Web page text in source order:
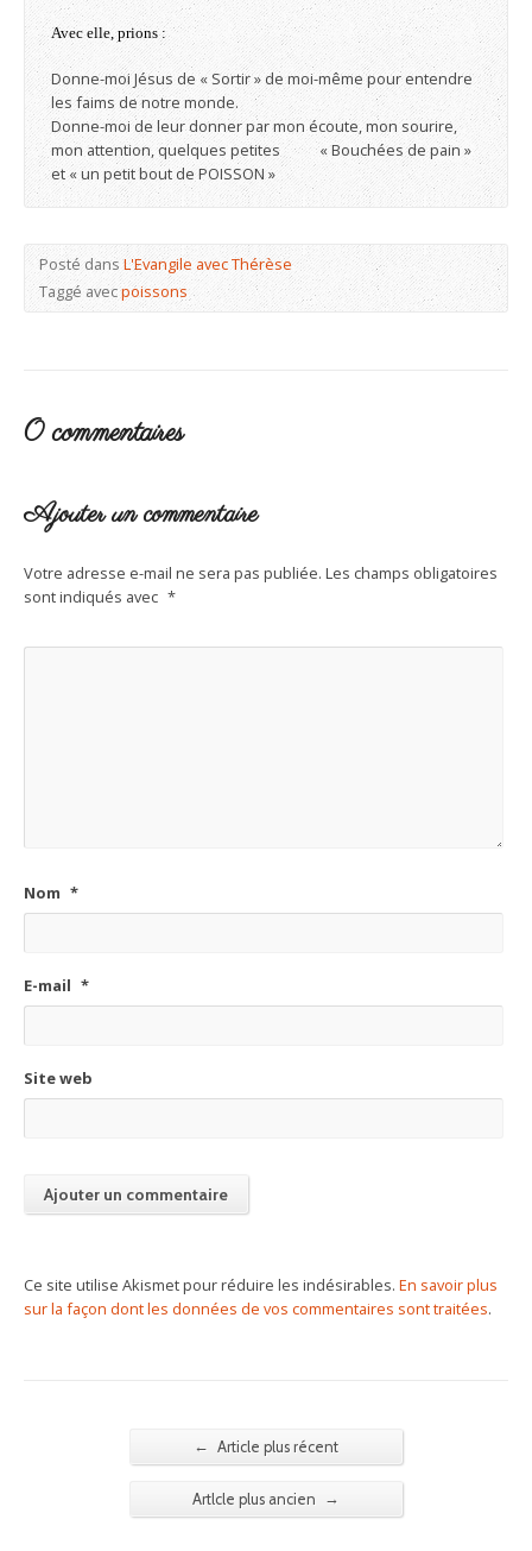
Avec elle, prions :
Donne-moi Jésus de « Sortir » de moi-même pour entendre
les faims de notre monde.
Donne-moi de leur donner par mon écoute, mon sourire,
mon attention, quelques petites « Bouchées de pain »
et « un petit bout de POISSON »
Posté dansL'Evangile avec Thérèse
Taggé avecpoissons
0 commentaires
Ajouter un commentaire
Votre adresse e-mail ne sera pas publiée. Les champs obligatoires
sont indiqués avec *
Nom *
E-mail *
Site web
Ce site utilise Akismet pour réduire les indésirables. En savoir plus
sur la façon dont les données de vos commentaires sont traitées.
← Article plus récent
Artlcle plus ancien →